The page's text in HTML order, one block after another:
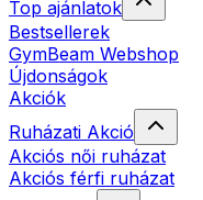
Top ajánlatok
Bestsellerek
GymBeam Webshop
Újdonságok
Akciók
Ruházati Akció
Akciós női ruházat
Akciós férfi ruházat